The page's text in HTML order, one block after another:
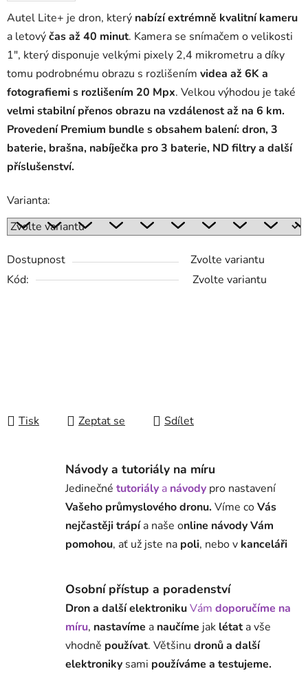
Autel Lite+ je dron, který nabízí extrémně kvalitní kameru
a letovýčas až 40 minut. Kamera se snímačem o velikosti
1", který disponuje velkými pixely 2,4 mikrometru a díky
tomu podrobnému obrazu s rozlišením videa až 6K a
fotografiemi s rozlišením 20 Mpx. Velkou výhodou je také
velmi stabilní přenos obrazu na vzdálenost až na 6 km.
Provedení Premium bundle s obsahem balení: dron, 3
baterie, brašna, nabíječka pro 3 baterie, ND filtry a další
příslušenství.
Varianta:
Dostupnost
Zvolte variantu
Kód:
Zvolte variantu
Tisk Zeptat se Sdílet
Návody a tutoriály na míru
Jedinečné tutoriály a návody pro nastavení
Vašeho průmyslového dronu. Víme coVás
nejčastěji trápía naše online návody Vám
pomohou, ať už jste na poli, nebo v kanceláři
Osobní přístup a poradenství
Dron a další elektronikuVám doporučíme na
míru, nastavíme a naučíme jak létata vše
vhodně používat. Většinu dronů a další
elektroniky sami používáme a testujeme.